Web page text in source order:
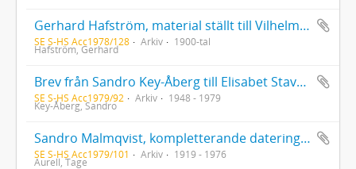
Gerhard Hafström, material ställt till Vilhelm Mobergs förfogande för hans "Min svenska historia 2" samt korrespondens m.m. om VM:s bok
SE S-HS Acc1978/128 Arkiv 1900-tal
Hafström, Gerhard
Brev från Sandro Key-Åberg till Elisabet Stavenow; manuskript av Sandro Key-Åberg; pressklipp rörande Sandro Key-Åberg; brev till Sandro Key-Åberg från Arne (Sand?); tryck och inbjudningskort rörande Uppsalas studentliv som tillhört Sandro Key-Åberg och Elisabet Stavenow
SE S-HS Acc1979/92 Arkiv 1948 - 1979
Key-Åberg, Sandro
Sandro Malmqvist, kompletterande dateringarenligt bevarad korrespondens för Kaja Widegrens och Tage Aurells resor och vistelser åren 1919-1924. Anmärkning till Parisvistelsen våren 1919
SE S-HS Acc1979/101 Arkiv 1919 - 1976
Aurell, Tage